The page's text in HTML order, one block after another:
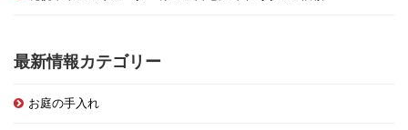
最新情報カテゴリー
お庭の手入れ